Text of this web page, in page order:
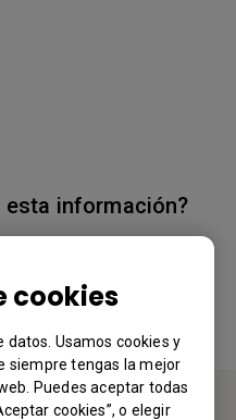
cookies
datos. Usamos cookies y
siempre tengas la mejor
Puedes aceptar todas
cookies”, o elegir
esta información?